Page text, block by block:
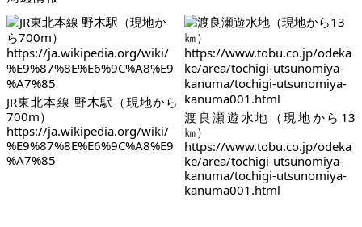
JR東北本線 野木駅（現地から
700m）
https://ja.wikipedia.org/wiki/
%E9%87%8E%E6%9C%A8%E9
%A7%85
渡良瀬遊水地（現地から13
㎞）
https://www.tobu.co.jp/odeka
ke/area/tochigi-utsunomiya-
kanuma/tochigi-utsunomiya-
kanuma001.html